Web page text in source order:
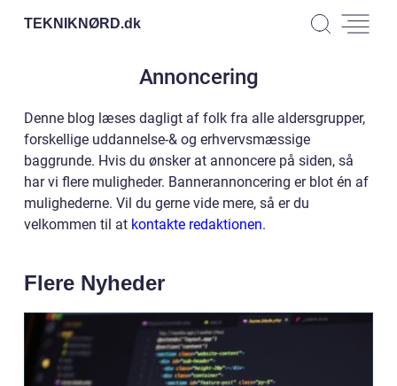
TEKNIKNØRD.dk
Annoncering
Denne blog læses dagligt af folk fra alle aldersgrupper,
forskellige uddannelse-& og erhvervsmæssige
baggrunde. Hvis du ønsker at annoncere på siden, så
har vi flere muligheder. Bannerannoncering er blot én af
mulighederne. Vil du gerne vide mere, så er du
velkommen til at kontakte redaktionen.
Flere Nyheder